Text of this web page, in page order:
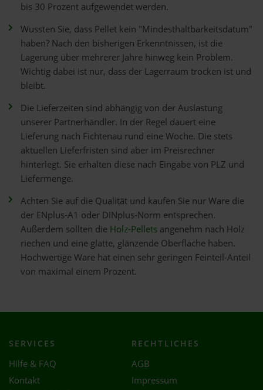
bis 30 Prozent aufgewendet werden.
Wussten Sie, dass Pellet kein "Mindesthaltbarkeitsdatum"
haben? Nach den bisherigen Erkenntnissen, ist die
Lagerung über mehrerer Jahre hinweg kein Problem.
Wichtig dabei ist nur, dass der Lagerraum trocken ist und
bleibt.
Die Lieferzeiten sind abhängig von der Auslastung
unserer Partnerhändler. In der Regel dauert eine
Lieferung nach Fichtenau rund eine Woche. Die stets
aktuellen Lieferfristen sind aber im Preisrechner
hinterlegt. Sie erhalten diese nach Eingabe von PLZ und
Liefermenge.
Achten Sie auf die Qualität und kaufen Sie nur Ware die
der ENplus-A1 oder DINplus-Norm entsprechen.
Außerdem sollten die Holz-Pellets angenehm nach Holz
riechen und eine glatte, glänzende Oberfläche haben.
Hochwertige Ware hat einen sehr geringen Feinteil-Anteil
von maximal einem Prozent.
SERVICES
Hilfe & FAQ
Kontakt
RECHTLICHES
AGB
Impressum